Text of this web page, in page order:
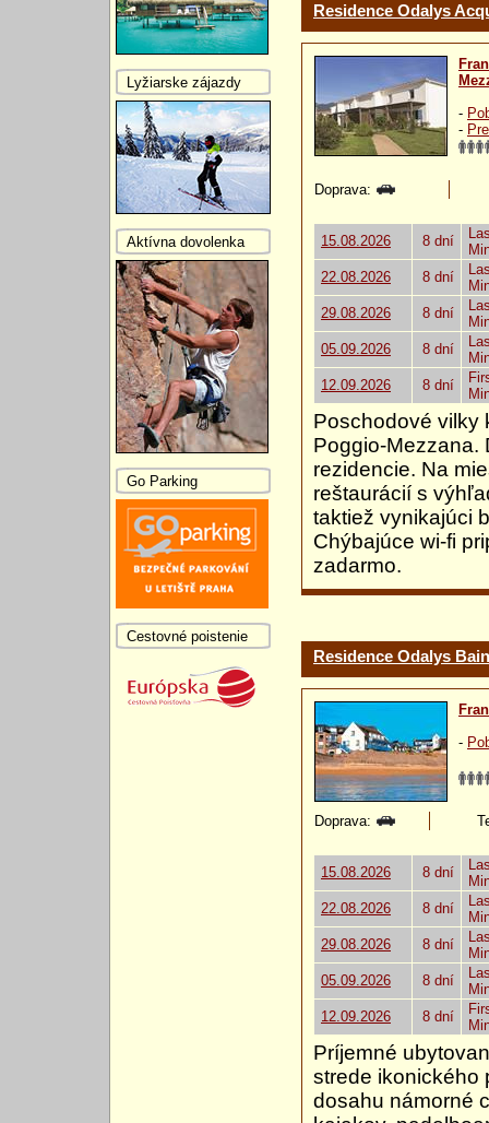
Residence Odalys
-
-
Doprava:
15.08.2026 8 dní
22.08.2026
8 dní
29.08.2026
8 dní
05.09.2026
8 dní
12.09.2026
8 dní
Poschodové vilky
Poggio-Mezzana.
rezidencie. Na
reštaurácií s
taktiež vynikajúci
Chýbajúce wi-fi
zadarmo.
Residence Odalys
-
Doprava:
15.08.2026 8 dní
22.08.2026
8 dní
29.08.2026
8 dní
05.09.2026
8 dní
12.09.2026
8 dní
Príjemné
strede ikonického
dosahu námorné
Lyžiarske zájazdy
Aktívna dovolenka
Go Parking
Cestovné poistenie